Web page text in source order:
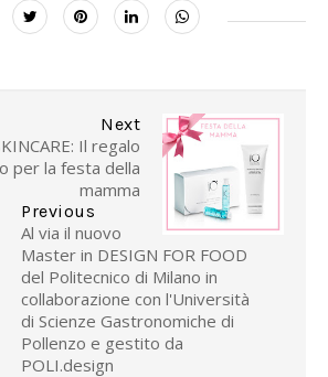
Next
Il regalo
per la festa della
mamma
Previous
Al via il nuovo
Master in DESIGN FOR FOOD
del Politecnico di Milano in
collaborazione con l'Università
di Scienze Gastronomiche di
Pollenzo e gestito da
POLI.design